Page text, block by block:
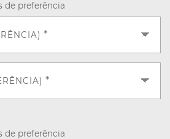
de preferência
*
*
de preferência